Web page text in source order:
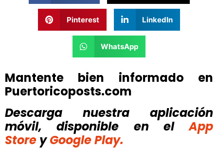
Pinterest LinkedIn
WhatsApp
Mantente bien informado en
Puertoricoposts.com
Descarga nuestra aplicación
móvil, disponible
en el
App
Store y Google Play.